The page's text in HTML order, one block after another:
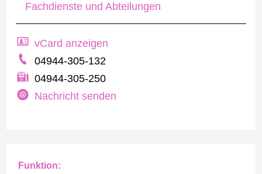
Fachdienste und Abteilungen
vCard anzeigen
04944-305-132
04944-305-250
Nachricht senden
Funktion: